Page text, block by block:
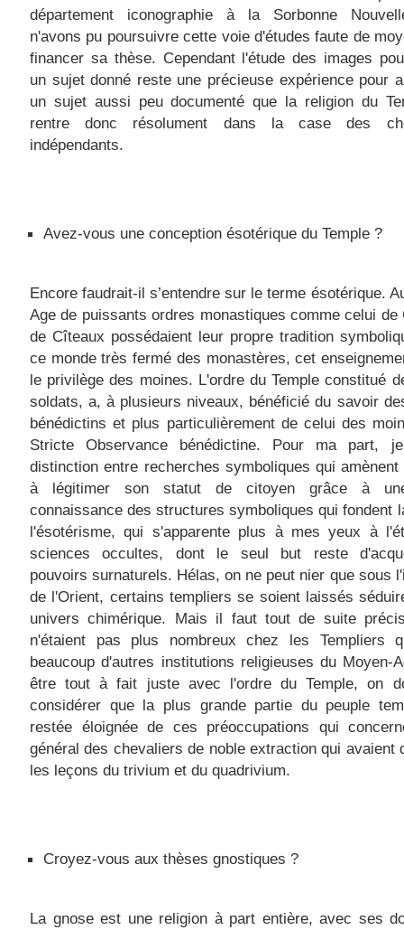
département iconographie à la Sorbonne
n'avons pu poursuivre cette voie d'études faute de
financer sa thèse. Cependant l'étude des images
un sujet donné reste une précieuse expérience pour
un sujet aussi peu documenté que la religion du
rentre donc résolument dans la case des
indépendants.
Avez-vous une conception ésotérique du Temple ?
Encore faudrait-il s’entendre sur le terme ésotérique.
Age de puissants ordres monastiques comme celui de
de Cîteaux possédaient leur propre tradition
ce monde très fermé des monastères, cet
le privilège des moines. L'ordre du Temple constitué
soldats, a, à plusieurs niveaux, bénéficié du savoir
bénédictins et plus particulièrement de celui des
Stricte Observance bénédictine. Pour ma part,
distinction entre recherches symboliques qui amènent
à légitimer son statut de citoyen grâce à
connaissance des structures symboliques qui fondent
l'ésotérisme, qui s'apparente plus à mes yeux à
sciences occultes, dont le seul but reste
pouvoirs surnaturels. Hélas, on ne peut nier que sous
de l'Orient, certains templiers se soient laissés
univers chimérique. Mais il faut tout de suite
n'étaient pas plus nombreux chez les Templiers
beaucoup d'autres institutions religieuses du Moyen-
être tout à fait juste avec l'ordre du Temple, on
considérer que la plus grande partie du peuple
restée éloignée de ces préoccupations qui
général des chevaliers de noble extraction qui avaient
les leçons du trivium et du quadrivium.
Croyez-vous aux thèses gnostiques ?
La gnose est une religion à part entière, avec ses